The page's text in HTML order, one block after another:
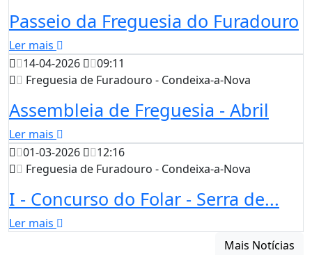
Passeio da Freguesia do Furadouro
Ler mais
14-04-2026
09:11
Freguesia de Furadouro - Condeixa-a-Nova
Assembleia de Freguesia - Abril
Ler mais
01-03-2026
12:16
Freguesia de Furadouro - Condeixa-a-Nova
I - Concurso do Folar - Serra de...
Ler mais
Mais Notícias